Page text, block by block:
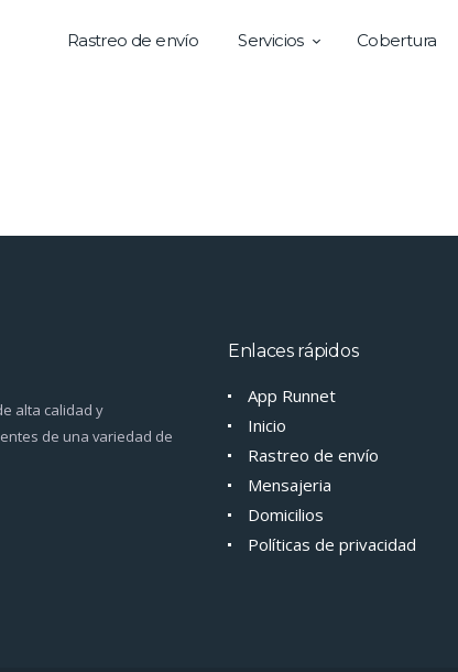
Rastreo de envío Servicios Cobertura
alta calidad y
de una variedad de
Enlaces rápidos
App Runnet
Inicio
Rastreo de envío
Mensajeria
Domicilios
Políticas de privacidad